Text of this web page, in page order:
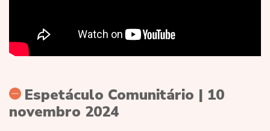
Espetáculo Comunitário | 10
novembro 2024